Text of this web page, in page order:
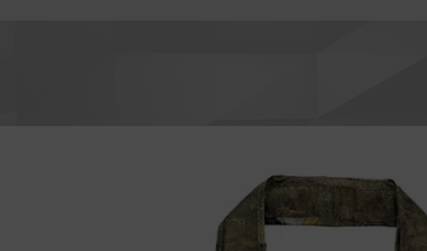
Claude Monet
Edgar Degas